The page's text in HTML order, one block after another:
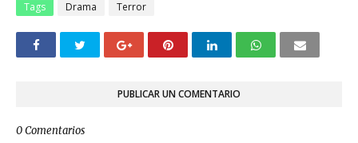
Tags Drama Terror
PUBLICAR UN COMENTARIO
0 Comentarios